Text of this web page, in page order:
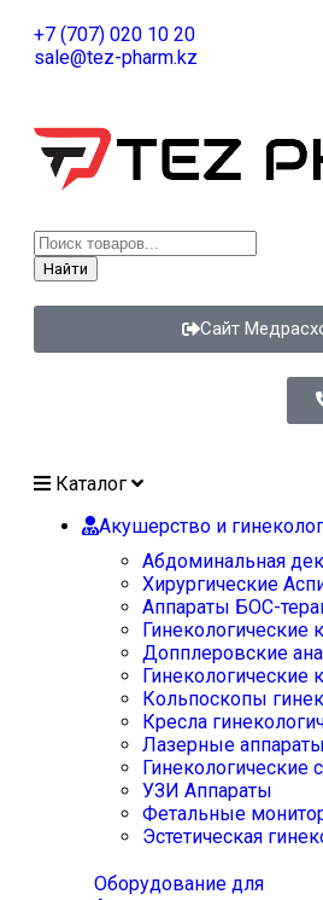
+7 (707) 020 10 20
sale@tez-pharm.kz
Найти
Сайт
Каталог
Акушерство и
Абдоминальная
Хирургические
Аппараты БОС-
Гинекологические
Допплеровские
Гинекологические
Кольпоскопы
Кресла
Лазерные
Гинекологические
УЗИ Аппараты
Фетальные
Эстетическая
Оборудование для